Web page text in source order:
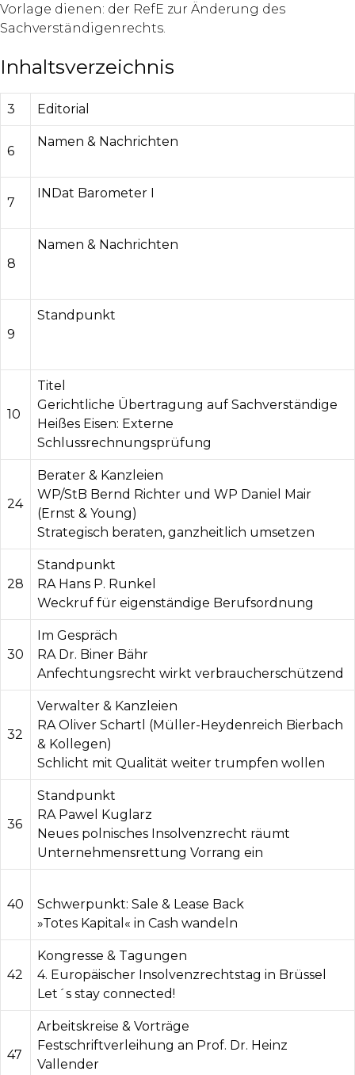
Vorlage dienen: der RefE zur Änderung des
Sachverständigenrechts.
Inhaltsverzeichnis
3 Editorial
6
Namen & Nachrichten
7
INDat Barometer I
8
Namen & Nachrichten
9
Standpunkt
10
Titel
Gerichtliche Übertragung auf Sachverständige
Heißes Eisen: Externe
Schlussrechnungsprüfung
24
Berater & Kanzleien
WP/StB Bernd Richter und WP Daniel Mair
(Ernst & Young)
Strategisch beraten, ganzheitlich umsetzen
28
Standpunkt
RA Hans P. Runkel
Weckruf für eigenständige Berufsordnung
30
Im Gespräch
RA Dr. Biner Bähr
Anfechtungsrecht wirkt verbraucherschützend
32
Verwalter & Kanzleien
RA Oliver Schartl (Müller-Heydenreich Bierbach
& Kollegen)
Schlicht mit Qualität weiter trumpfen wollen
36
Standpunkt
RA Pawel Kuglarz
Neues polnisches Insolvenzrecht räumt
Unternehmensrettung Vorrang ein
40
Schwerpunkt: Sale & Lease Back
»Totes Kapital« in Cash wandeln
42
Kongresse & Tagungen
4. Europäischer Insolvenzrechtstag in Brüssel
Let´s stay connected!
47
Arbeitskreise & Vorträge
Festschriftverleihung an Prof. Dr. Heinz
Vallender